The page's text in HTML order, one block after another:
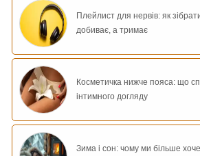
Плейлист для нервів: як
добиває, а тримає
Косметичка нижче пояса: що
інтимного догляду
Зима і сон: чому ми більше